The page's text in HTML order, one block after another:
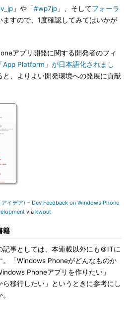
」や「#wp7jp 」、そしてフォーラ
ますので、1度確認してみてはいかが
アプリ開発に関する開発者のフィ
「App Platform」が日本語化されまし
と、よりよい開発環境への発展に貢献
イデア) − Dev Feedback on Windows Phone
via kwout
籍
事としては、本連載以外にも＠ITに
。「Windows Phoneがどんなものか
Phoneアプリを作りたい」
ら移行したい」というときに参考にし